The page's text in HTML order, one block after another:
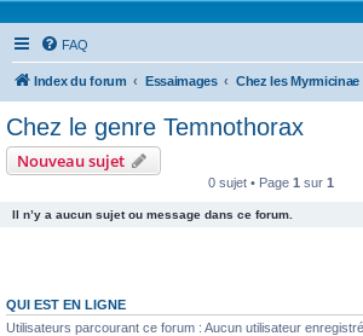
FAQ
Index du forum Essaimages Chez les Myrmicinae
Chez le genre Temnothorax
Nouveau sujet
0 sujet • Page 1 sur 1
Il n’y a aucun sujet ou message dans ce forum.
QUI EST EN LIGNE
Utilisateurs parcourant ce forum : Aucun utilisateur